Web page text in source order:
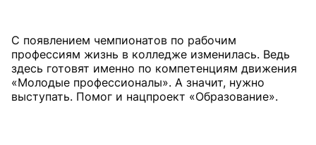
С появлением чемпионатов по рабочим
профессиям жизнь в колледже изменилась. Ведь
здесь готовят именно по компетенциям движения
«Молодые профессионалы». А значит, нужно
выступать. Помог и нацпроект «Образование».